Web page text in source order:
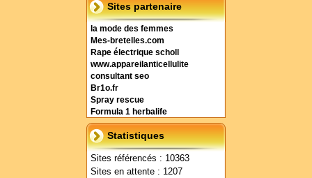
Sites partenaire
la mode des femmes
Mes-bretelles.com
Rape électrique scholl
www.appareilanticellulite
consultant seo
Br1o.fr
Spray rescue
Formula 1 herbalife
Statistiques
Sites référencés : 10363
Sites en attente : 1207